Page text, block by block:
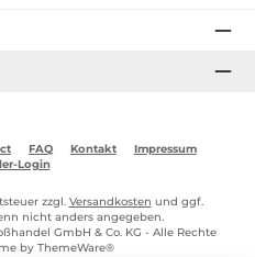
FAQ Kontakt
Impressum
Login
zzgl. Versandkosten und ggf.
nicht anders angegeben.
GmbH & Co. KG - Alle Rechte
by ThemeWare®